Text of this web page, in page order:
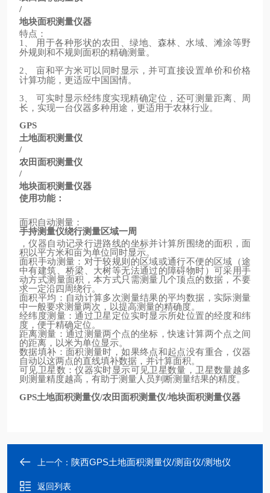
/
地块面积测量仪器
特点：
1
用于各种形状的农田、绿地、森林、水域、滩涂等野
外规则和不规则面积的精确测量。
2
亩和平方米可以同时显示，并可直接设置单价和价格
计算功能，更适应中国国情。
3
可实时显示经纬度实现精确定位，还可测量距离、周
长，实现一台仪器多种用途，更适用于农林行业。
GPS
土地面积测量仪
/
农田面积测量仪
/
地块面积测量仪器
使用功能：
面积自动测量：
手持测量仪绕行测量区域一周
，仪器自动记录行进路线的坐标并计算所围绕的面积，面
积以平方米和亩为单位同时显示。
面积手动测量：对于较规则的区域或通行不便的区域（途
中有建筑、桥梁、大树等无法通过的障碍物时）可采用手
动方式测量面积，本方式只需测量几个顶点的数据，不要
求一定沿四周绕行。
面积平均：自动计算多次测量结果的平均数据，实际测量
中一般要求测量两次，以提高测量的精确度。
经纬度测量：通过卫星定位实时显示所处位置的经度和纬
度，便于精确定位。
距离测量：通过测量两个点的坐标，快速计算两个点之间
的距离，以米为单位显示。
数据填补：面积测量时，如果终点和起点没有重合，仪器
自动以这两点的直线填补数据，并计算面积。
可见卫星数：仪器实时显示可见卫星数量，卫星数量越多
则测量精度越高，有助于测量人员判断测量结果的精度。
GPS土地面积测量仪/农田面积测量仪/地块面积测量仪器
上一个： 陕西GPS土地面积测量仪/测亩仪/测地仪
返回列表